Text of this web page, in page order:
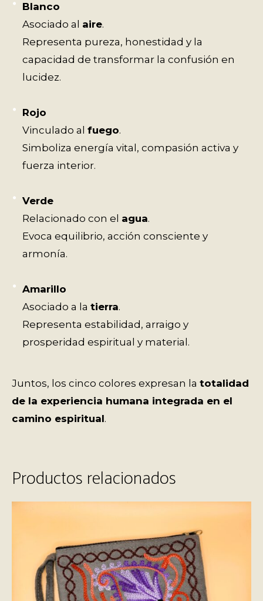
Blanco
Asociado al aire.
Representa pureza, honestidad y la
capacidad de transformar la confusión en
lucidez.
Rojo
Vinculado al fuego.
Simboliza energía vital, compasión activa y
fuerza interior.
Verde
Relacionado con el agua.
Evoca equilibrio, acción consciente y
armonía.
Amarillo
Asociado a la tierra.
Representa estabilidad, arraigo y
prosperidad espiritual y material.
Juntos, los cinco colores expresan la totalidad
de la experiencia humana integrada en el
camino espiritual.
Productos relacionados